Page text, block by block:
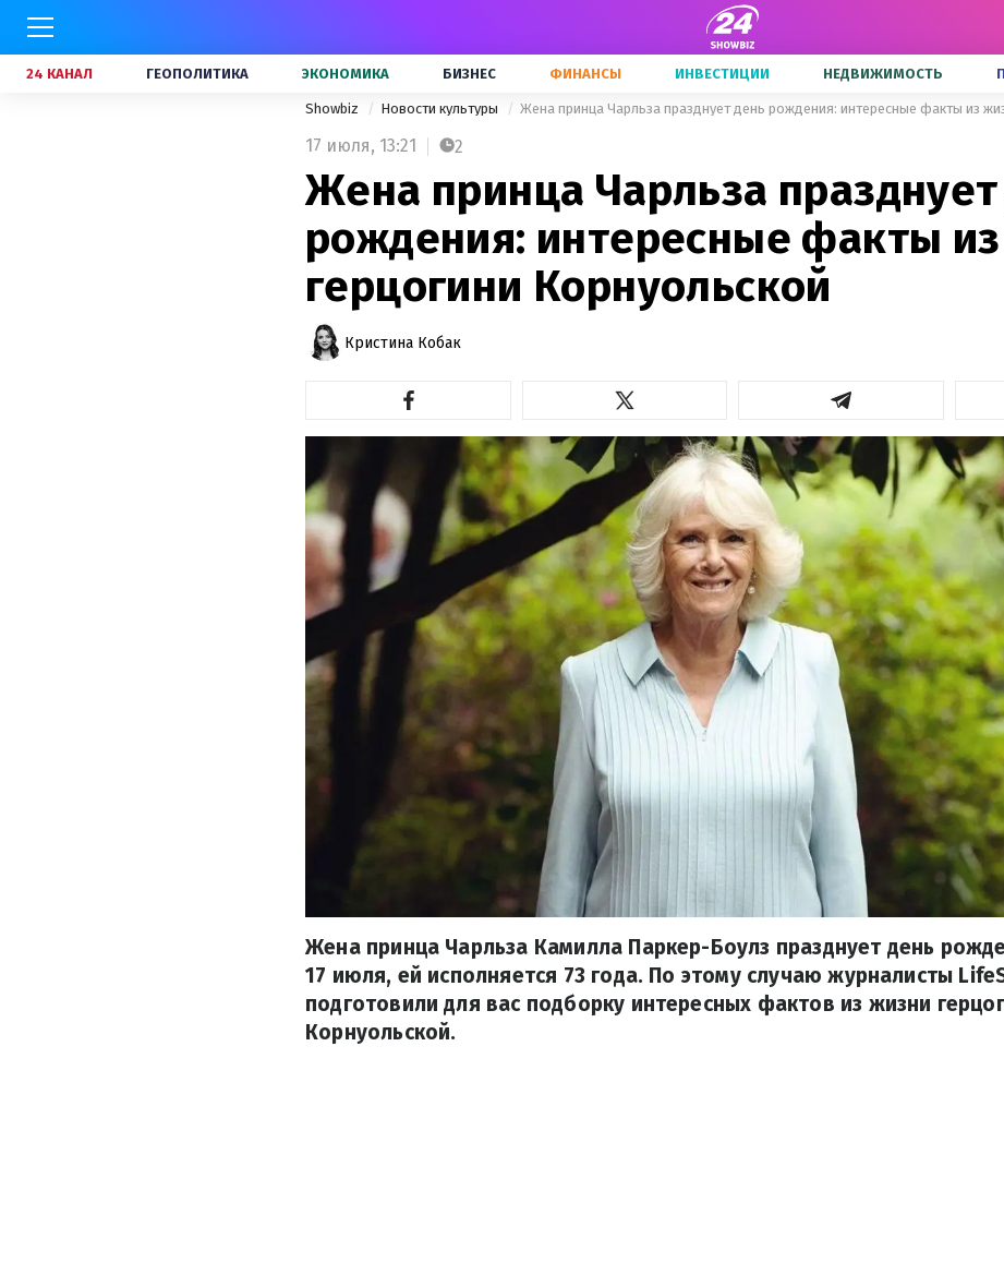
24 КАНАЛ ГЕОПОЛИТИКА ЭКОНОМИКА БИЗНЕС ФИНАНСЫ ИНВЕСТИЦИИ НЕДВИЖИМОСТЬ
Showbiz Новости культуры
17 июля, 13:21 2
Жена принца Чарльза
рождения: интересные факты
герцогини Корнуольской
Кристина Кобак
Жена принца Чарльза Камилла Паркер-Боулз празднует день
17 июля, ей исполняется 73 года. По этому случаю журналисты
подготовили для вас подборку интересных фактов из жизни
Корнуольской.